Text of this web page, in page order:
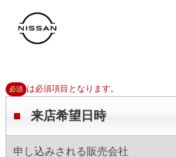
キ
ッ
必須 は必須項目となります。
来店希望日時
申し込みされる販売会社